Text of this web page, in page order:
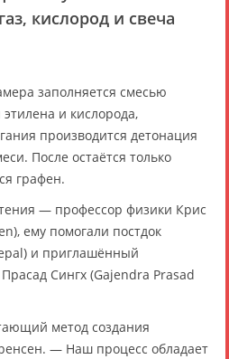
кислород и свеча
заполняется смесью
и кислорода,
производится детонация
После остаётся только
графен.
— профессор физики Крис
ему помогали постдок
и приглашённый
Сингх (Gajendra Prasad
метод создания
— Наш процесс обладает